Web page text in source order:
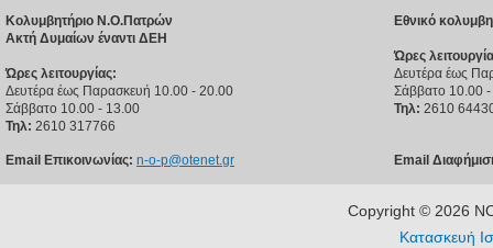
Κολυμβητήριο Ν.Ο.Πατρών
Ακτή Δυμαίων έναντι ΔΕΗ
Ώρες λειτουργίας:
Δευτέρα έως Παρασκευή 10.00 - 20.00
Σάββατο 10.00 - 13.00
Τηλ: 2610 317766
Email Επικοινωνίας: n-o-p@otenet.gr
Εθνικό
Ώρες
Δευτέρα έως
Σάββατο 10.00
Τηλ: 2610
Email
Copyright © 2026
Κατασκευή